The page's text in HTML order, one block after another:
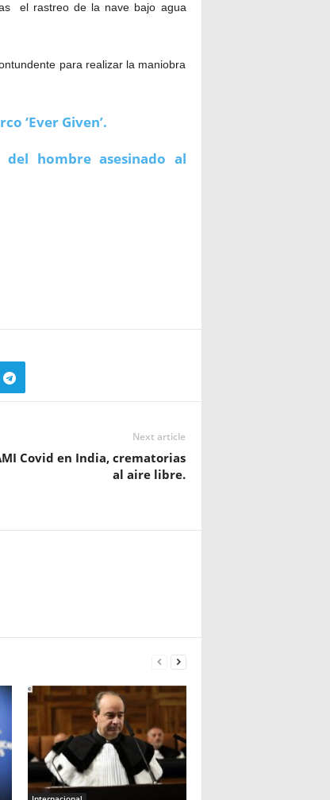
el rastreo de la nave bajo agua
para realizar la maniobra
‘Ever Given’.
hombre asesinado al
Next article
Covid en India, crematorias
al aire libre.